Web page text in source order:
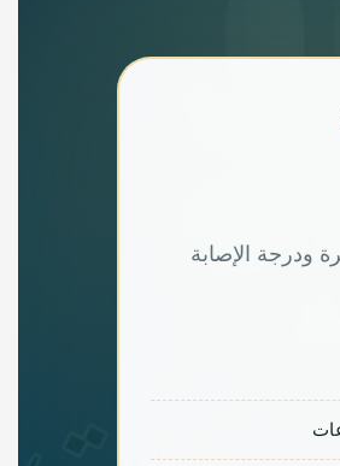
ودرجة الإصابة